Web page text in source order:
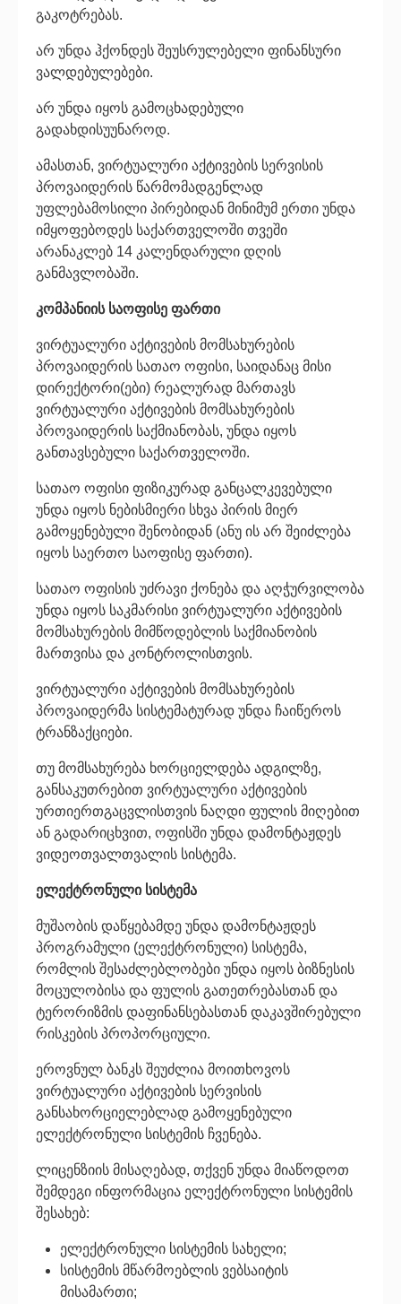
გაკოტრებას.
არ უნდა ჰქონდეს შეუსრულებელი ფინანსური
ვალდებულებები.
არ უნდა იყოს გამოცხადებული
გადახდისუუნაროდ.
ამასთან, ვირტუალური აქტივების სერვისის
პროვაიდერის წარმომადგენლად
უფლებამოსილი პირებიდან მინიმუმ ერთი უნდა
იმყოფებოდეს საქართველოში თვეში
არანაკლებ 14 კალენდარული დღის
განმავლობაში.
კომპანიის საოფისე ფართი
ვირტუალური აქტივების მომსახურების
პროვაიდერის სათაო ოფისი, საიდანაც მისი
დირექტორი(ები) რეალურად მართავს
ვირტუალური აქტივების მომსახურების
პროვაიდერის საქმიანობას, უნდა იყოს
განთავსებული საქართველოში.
სათაო ოფისი ფიზიკურად განცალკევებული
უნდა იყოს ნებისმიერი სხვა პირის მიერ
გამოყენებული შენობიდან (ანუ ის არ შეიძლება
იყოს საერთო საოფისე ფართი).
სათაო ოფისის უძრავი ქონება და აღჭურვილობა
უნდა იყოს საკმარისი ვირტუალური აქტივების
მომსახურების მიმწოდებლის საქმიანობის
მართვისა და კონტროლისთვის.
ვირტუალური აქტივების მომსახურების
პროვაიდერმა სისტემატურად უნდა ჩაიწეროს
ტრანზაქციები.
თუ მომსახურება ხორციელდება ადგილზე,
განსაკუთრებით ვირტუალური აქტივების
ურთიერთგაცვლისთვის ნაღდი ფულის მიღებით
ან გადარიცხვით, ოფისში უნდა დამონტაჟდეს
ვიდეოთვალთვალის სისტემა.
ელექტრონული სისტემა
მუშაობის დაწყებამდე უნდა დამონტაჟდეს
პროგრამული (ელექტრონული) სისტემა,
რომლის შესაძლებლობები უნდა იყოს ბიზნესის
მოცულობისა და ფულის გათეთრებასთან და
ტერორიზმის დაფინანსებასთან დაკავშირებული
რისკების პროპორციული.
ეროვნულ ბანკს შეუძლია მოითხოვოს
ვირტუალური აქტივების სერვისის
განსახორციელებლად გამოყენებული
ელექტრონული სისტემის ჩვენება.
ლიცენზიის მისაღებად, თქვენ უნდა მიაწოდოთ
შემდეგი ინფორმაცია ელექტრონული სისტემის
შესახებ:
ელექტრონული სისტემის სახელი;
სისტემის მწარმოებლის ვებსაიტის
მისამართი;